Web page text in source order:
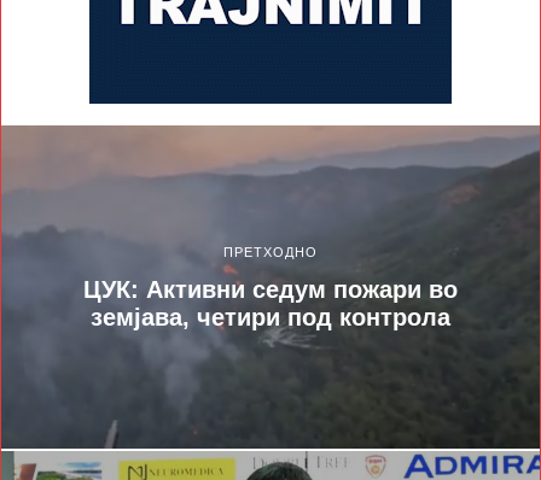
ПРЕТХОДНО
ЦУК: Активни седум пожари во
земјава, четири под контрола